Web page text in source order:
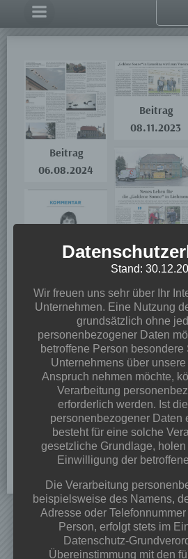
Beitrag
06.08.2024
Beitrag
08.11.2023
Beitrag
Beitrag
17.04.2023
Beitrag
01.07.2021
Neueste
Stand:
Wir freuen uns sehr über Ihr
Unternehmen. Eine Nutzung
grundsätzlich ohne
personenbezogener Daten
betroffene Person
Unternehmens über
Anspruch nehmen möchte,
Verarbeitung
erforderlich werden. Ist
personenbezogener Daten
besteht für eine solche
gesetzliche Grundlage,
Einwilligung der
Die Verarbeitung
beispielsweise des Namens,
Adresse oder
Person, erfolgt stets im
Datenschutz-
Übereinstimmung mit den